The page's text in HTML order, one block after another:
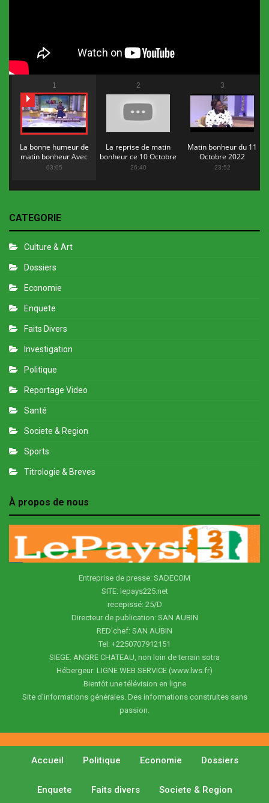
1
La bonne humeur de
matin bonheur Avec
Flopy Mendosa
03:05
2
La reprise de matin
bonheur ce 10 Octobre
2022
26:40
3
Matin bonheur du 11
Octobre 2022
23:52
CATEGORIE
Culture & Art
Dossiers
Economie
Enquete
Faits Divers
Investigation
Politique
Reportage Video
Santé
Societe & Region
Sports
Titrologie & Breves
À propos de nous
Entreprise de presse: SADECOM
SITE: lepays225.net
recepissé: 25/D
Directeur de publication: SAN AUBIN
RED'chef: SAN AUBIN
Tel: +2250707912151
SIEGE: ANGRE CHATEAU, non loin de terrain sotra
Hébergeur: LIGNE WEB SERVICE (www.lws.fr)
Bientôt une télévision en ligne
Site d'informations générales. Des informations construites sans
passion.
Accueil Politique Economie Dossiers
Enquete Faits divers Societe & Region